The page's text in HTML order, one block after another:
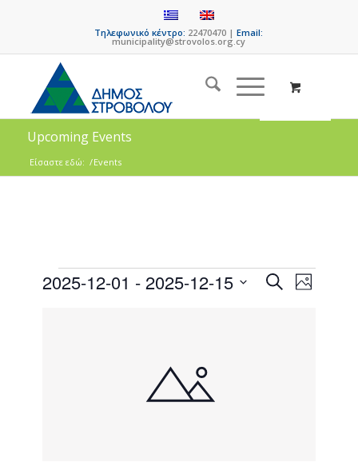
Τηλεφωνικό κέντρο: 22470470 |Email:
municipality@strovolos.org.cy
Upcoming Events
Είσαστε εδώ: /Events
Events
SearchEvent
Views
Photo
2025-12-01 - 2025-12-15